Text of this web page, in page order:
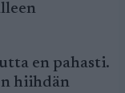
en pahasti.
hiihdän